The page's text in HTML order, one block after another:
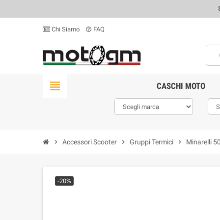
Chi Siamo help_outline FAQ
view_headline CASCHI MOTO
chevron_right Accessori Scooter chevron_right Gruppi Termici chevron_right Minarelli
-20%